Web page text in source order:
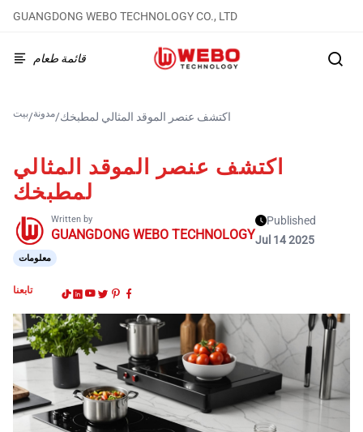
GUANGDONG WEBO TECHNOLOGY CO., LTD
قائمة طعام
بيت/مدونة/اكتشف عنصر الموقد المثالي لمطبخك
اكتشف عنصر الموقد المثالي
لمطبخك
Written by
GUANGDONG WEBO TECHNOLOGY
Published
Jul 14 2025
معلومات
تابعنا